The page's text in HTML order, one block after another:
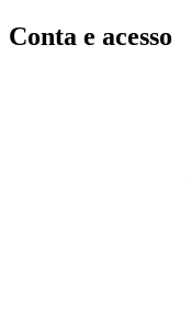
Conta e acesso